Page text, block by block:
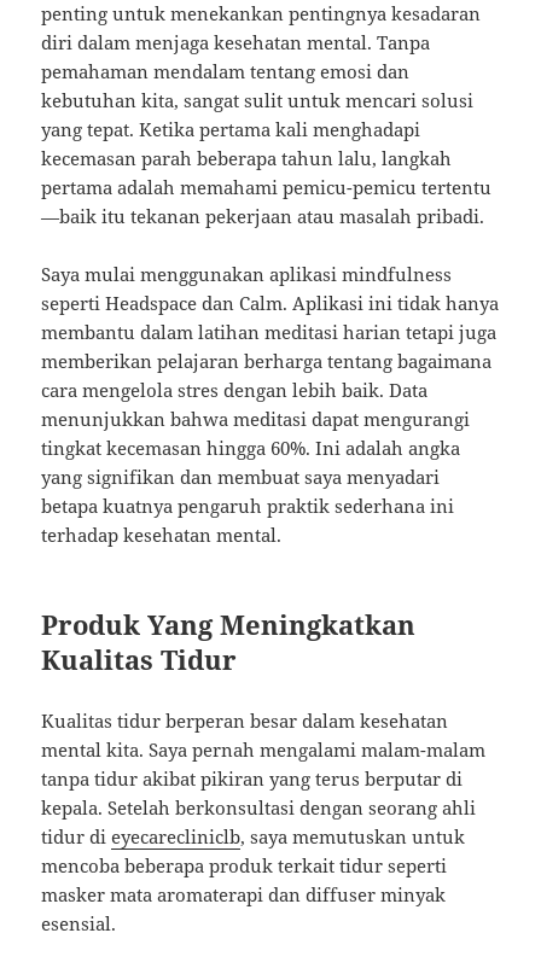
penting untuk menekankan pentingnya kesadaran
diri dalam menjaga kesehatan mental. Tanpa
pemahaman mendalam tentang emosi dan
kebutuhan kita, sangat sulit untuk mencari solusi
yang tepat. Ketika pertama kali menghadapi
kecemasan parah beberapa tahun lalu, langkah
pertama adalah memahami pemicu-pemicu tertentu
—baik itu tekanan pekerjaan atau masalah pribadi.
Saya mulai menggunakan aplikasi mindfulness
seperti Headspace dan Calm. Aplikasi ini tidak hanya
membantu dalam latihan meditasi harian tetapi juga
memberikan pelajaran berharga tentang bagaimana
cara mengelola stres dengan lebih baik. Data
menunjukkan bahwa meditasi dapat mengurangi
tingkat kecemasan hingga 60%. Ini adalah angka
yang signifikan dan membuat saya menyadari
betapa kuatnya pengaruh praktik sederhana ini
terhadap kesehatan mental.
Produk Yang Meningkatkan
Kualitas Tidur
Kualitas tidur berperan besar dalam kesehatan
mental kita. Saya pernah mengalami malam-malam
tanpa tidur akibat pikiran yang terus berputar di
kepala. Setelah berkonsultasi dengan seorang ahli
tidur dieyecarecliniclb, saya memutuskan untuk
mencoba beberapa produk terkait tidur seperti
masker mata aromaterapi dan diffuser minyak
esensial.